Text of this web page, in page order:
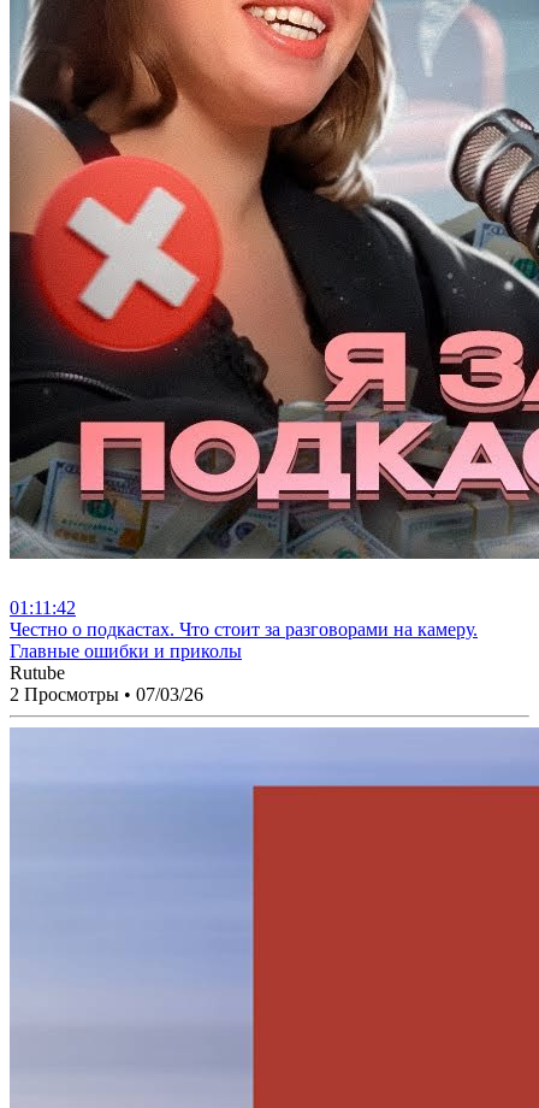
01:11:42
⁣Честно о подкастах. Что стоит за разговорами на камеру.
Главные ошибки и приколы
Rutube
2 Просмотры • 07/03/26